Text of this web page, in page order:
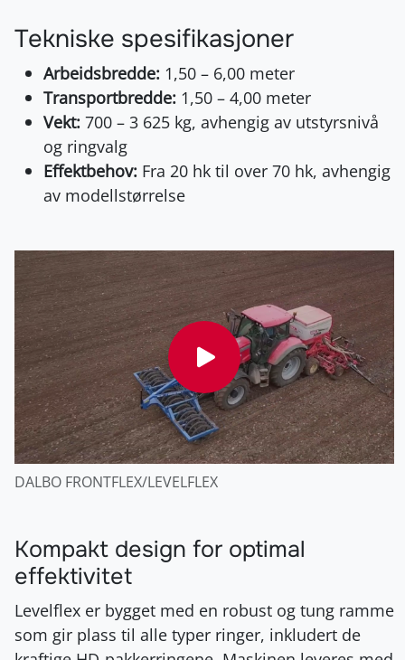
Tekniske spesifikasjoner
Arbeidsbredde: 1,50 – 6,00 meter
Transportbredde: 1,50 – 4,00 meter
Vekt: 700 – 3 625 kg, avhengig av utstyrsnivå
og ringvalg
Effektbehov: Fra 20 hk til over 70 hk, avhengig
av modellstørrelse
DALBO FRONTFLEX/LEVELFLEX
Kompakt design for optimal
effektivitet
Levelflex er bygget med en robust og tung ramme
som gir plass til alle typer ringer, inkludert de